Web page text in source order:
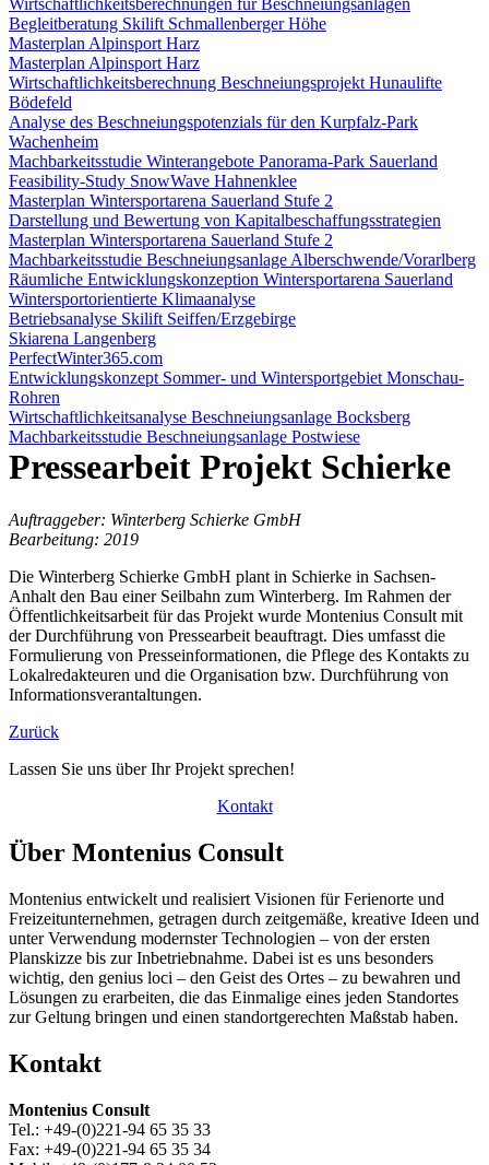
Begleitberatung Skilift Schmallenberger Höhe
Masterplan Alpinsport Harz
Masterplan Alpinsport Harz
Wirtschaftlichkeitsberechnung Beschneiungsprojekt Hunaulifte
Bödefeld
Analyse des Beschneiungspotenzials für den Kurpfalz-Park
Wachenheim
Machbarkeitsstudie Winterangebote Panorama-Park Sauerland
Feasibility-Study SnowWave Hahnenklee
Masterplan Wintersportarena Sauerland Stufe 2
Darstellung und Bewertung von Kapitalbeschaffungsstrategien
Masterplan Wintersportarena Sauerland Stufe 2
Machbarkeitsstudie Beschneiungsanlage Alberschwende/Vorarlberg
Räumliche Entwicklungskonzeption Wintersportarena Sauerland
Wintersportorientierte Klimaanalyse
Betriebsanalyse Skilift Seiffen/Erzgebirge
Skiarena Langenberg
PerfectWinter365.com
Entwicklungskonzept Sommer- und Wintersportgebiet Monschau-
Rohren
Wirtschaftlichkeitsanalyse Beschneiungsanlage Bocksberg
Machbarkeitsstudie Beschneiungsanlage Postwiese
Pressearbeit Projekt Schierke
Auftraggeber: Winterberg Schierke GmbH
Bearbeitung: 2019
Die Winterberg Schierke GmbH plant in Schierke in Sachsen-
Anhalt den Bau einer Seilbahn zum Winterberg. Im Rahmen der
Öffentlichkeitsarbeit für das Projekt wurde Montenius Consult mit
der Durchführung von Pressearbeit beauftragt. Dies umfasst die
Formulierung von Presseinformationen, die Pflege des Kontakts zu
Lokalredakteuren und die Organisation bzw. Durchführung von
Informationsverantaltungen.
Zurück
Lassen Sie uns über Ihr Projekt sprechen!
Kontakt
Über Montenius Consult
Montenius entwickelt und realisiert Visionen für Ferienorte und
Freizeitunternehmen, getragen durch zeitgemäße, kreative Ideen und
unter Verwendung modernster Technologien – von der ersten
Planskizze bis zur Inbetriebnahme. Dabei ist es uns besonders
wichtig, den genius loci – den Geist des Ortes – zu bewahren und
Lösungen zu erarbeiten, die das Einmalige eines jeden Standortes
zur Geltung bringen und einen standortgerechten Maßstab haben.
Kontakt
Montenius Consult
Tel.: +49-(0)221-94 65 35 33
Fax: +49-(0)221-94 65 35 34